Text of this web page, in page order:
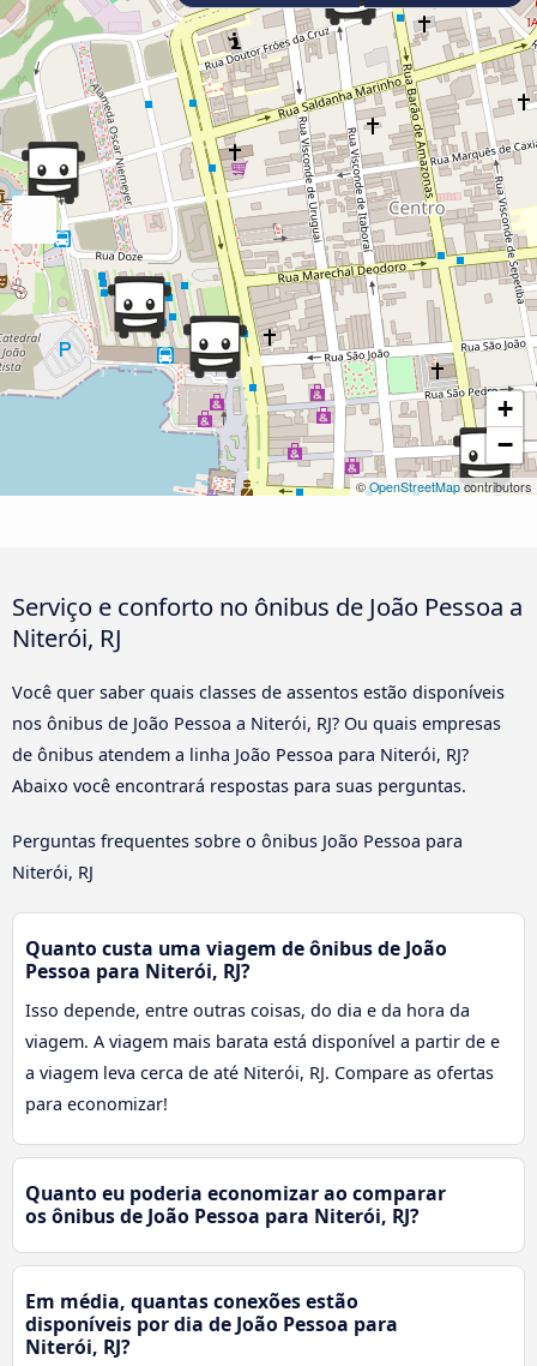
+
−
©OpenStreetMapcontributors
Serviço e conforto no ônibus de João Pessoa a
Niterói, RJ
Você quer saber quais classes de assentos estão disponíveis
nos ônibus de João Pessoa a Niterói, RJ? Ou quais empresas
de ônibus atendem a linha João Pessoa para Niterói, RJ?
Abaixo você encontrará respostas para suas perguntas.
Perguntas frequentes sobre o ônibus João Pessoa para
Niterói, RJ
Quanto custa uma viagem de ônibus de João
Pessoa para Niterói, RJ?
Isso depende, entre outras coisas, do dia e da hora da
viagem. A viagem mais barata está disponível a partir de e
a viagem leva cerca de até Niterói, RJ. Compare as ofertas
para economizar!
Quanto eu poderia economizar ao comparar
os ônibus de João Pessoa para Niterói, RJ?
Em média, quantas conexões estão
disponíveis por dia de João Pessoa para
Niterói, RJ?